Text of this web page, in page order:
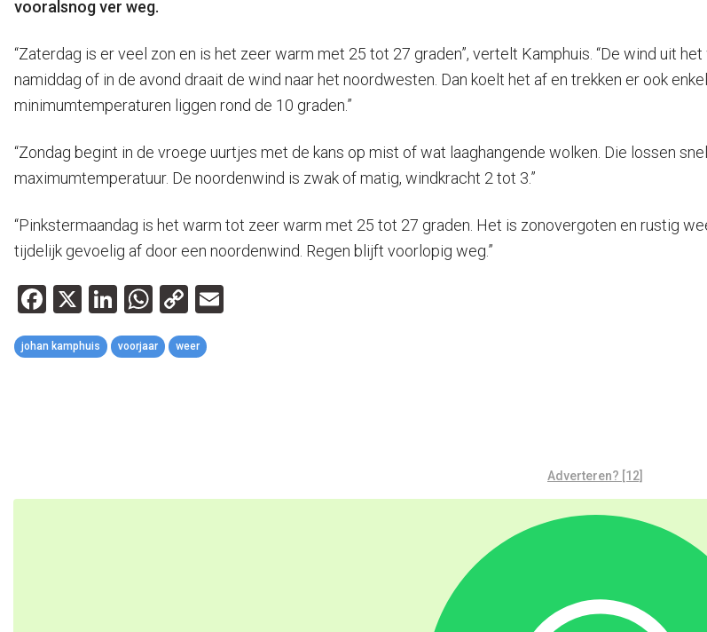
vooralsnog ver weg.
“Zaterdag is er veel zon en is het zeer warm met 25 tot 27 graden”, vertelt Kamphuis. “De wind uit
namiddag of in de avond draait de wind naar het noordwesten. Dan koelt het af en trekken er ook
minimumtemperaturen liggen rond de 10 graden.”
“Zondag begint in de vroege uurtjes met de kans op mist of wat laaghangende wolken. Die lossen
maximumtemperatuur. De noordenwind is zwak of matig, windkracht 2 tot 3.”
“Pinkstermaandag is het warm tot zeer warm met 25 tot 27 graden. Het is zonovergoten en rustig
tijdelijk gevoelig af door een noordenwind. Regen blijft voorlopig weg.”
Facebook
X LinkedIn
WhatsApp
Copy
Link
johan kamphuis voorjaar weer
Adverteren? [12]